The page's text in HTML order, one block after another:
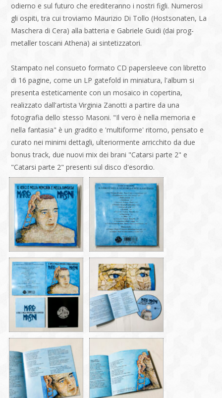
odierno e sul futuro che erediteranno i nostri figli. Numerosi
gli ospiti, tra cui troviamo Maurizio Di Tollo (Hostsonaten, La
Maschera di Cera) alla batteria e Gabriele Guidi (dai prog-
metaller toscani Athena) ai sintetizzatori.
Stampato nel consueto formato CD papersleeve con libretto
di 16 pagine, come un LP gatefold in miniatura, l'album si
presenta esteticamente con un mosaico in copertina,
realizzato dall'artista Virginia Zanotti a partire da una
fotografia dello stesso Masoni. "Il vero è nella memoria e
nella fantasia" è un gradito e 'multiforme' ritorno, pensato e
curato nei minimi dettagli, ulteriormente arricchito da due
bonus track, due nuovi mix dei brani "Catarsi parte 2" e
"Catarsi parte 2" presenti sul disco d'esordio.